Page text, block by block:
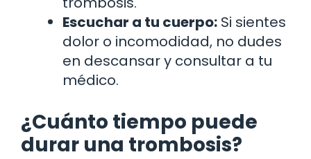
Escuchar a tu cuerpo: Si sientes
dolor o incomodidad, no dudes
en descansar y consultar a tu
médico.
¿Cuánto tiempo puede
durar una trombosis?